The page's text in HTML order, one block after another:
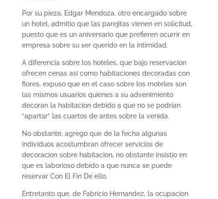
Por su pieza, Edgar Mendoza, otro encargado sobre
un hotel, admitio que las parejitas vienen en solicitud,
puesto que es un aniversario que prefieren ocurrir en
empresa sobre su ser querido en la intimidad.
A diferencia sobre los hoteles, que bajo reservacion
ofrecen cenas asi­ como habitaciones decoradas con
flores, expuso que en el caso sobre los moteles son
las mismos usuarios quienes a su advenimiento
decoran la habitacion debido a que no se podri­an
“apartar” las cuartos de antes sobre la venida.
No obstante, agrego que de la fecha algunas
individuos acostumbran ofrecer servicios de
decoracion sobre habitacion, no obstante insistio en
que es laborioso debido a que nunca se puede
reservar Con El Fin De ello.
Entretanto que, de Fabricio Hernandez, la ocupacion